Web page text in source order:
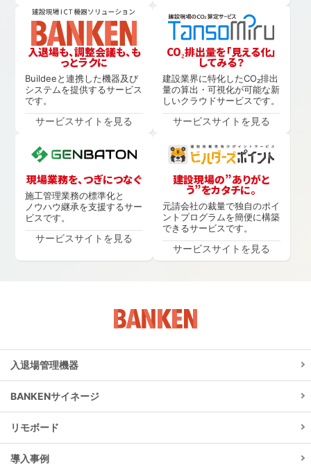
入退場も、調整会議も、も
っとラクに
Buildeeと連携した機器及び
システムを提供するサービス
です。
サービスサイトを見る
CO₂排出量を「見える化」
してみる？
建設業界に特化したCO₂排出
量の算出・可視化が可能な新
しいクラウドサービスです。
サービスサイトを見る
現場業務を、つぎにつなぐ
施工管理業務の標準化と
ノウハウ継承を支援するサー
ビスです。
サービスサイトを見る
建設現場の”ありがと
う”をカタチに。
元請会社の裁量で独自のポイ
ントプログラムを簡便に構築
できるサービスです。
サービスサイトを見る
入退場管理機器
BANKENサイネージ
リモボード
導入事例